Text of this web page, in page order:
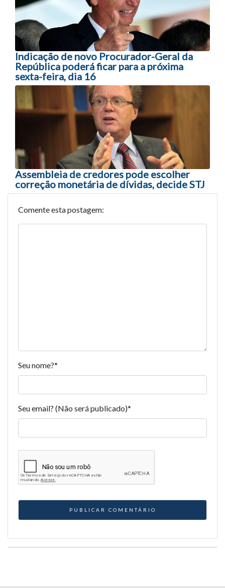
Indicação de novo Procurador-Geral da
República poderá ficar para a próxima
sexta-feira, dia 16
Assembleia de credores pode escolher
correção monetária de dívidas, decide STJ
Comente esta postagem:
Seu nome?*
Seu email? (Não será publicado)*